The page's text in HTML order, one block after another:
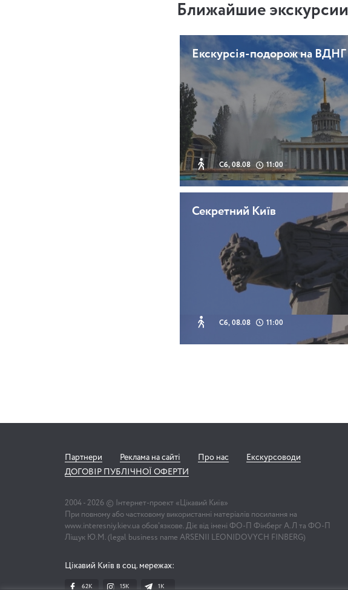
Ближайшие экскурсии
Екскурсія-подорож на ВДНГ
Сб, 08.08 11:00
Секретний Київ
Сб, 08.08 11:00
Партнери Реклама на сайті Про нас
Екскурсоводи
ДОГОВІР ПУБЛІЧНОЇ ОФЕРТИ
2004 - 2026 © Інтернет-проект «Цікавий Київ»
При повному або частковому використанні матеріалів посилання на
www.interesniy.kiev.ua обов'язкове. Діє від імені ФО-П Фінберг А.Л та ФО-П
Ліщук Ю.М. (legal business name ARSENII LEONIDOVYCH FINBERG)
Цікавий Київ в соц. мережах:
62K 15K 1К